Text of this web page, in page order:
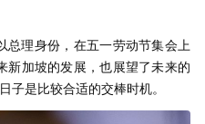
总理身份，在五一劳动节集会上
新加坡的发展，也展望了未来的
子是比较合适的交棒时机。